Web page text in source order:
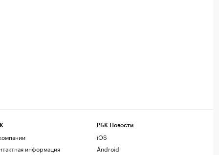
информация
РБК Новости
iOS
Android